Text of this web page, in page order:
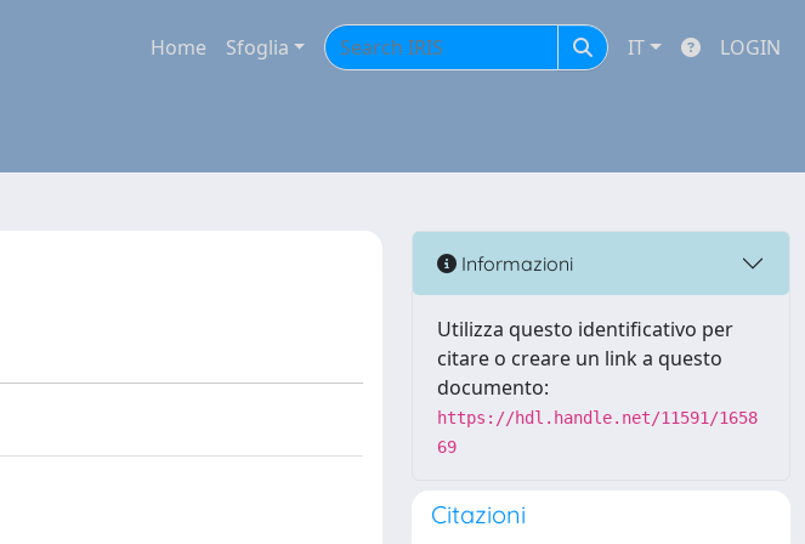
Home Sfoglia IT LOGIN
Informazioni
Utilizza questo identificativo per
citare o creare un link a questo
documento:
https://hdl.handle.net/11591/1658
69
Citazioni